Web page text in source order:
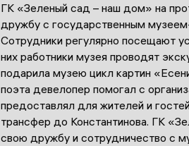
ГК «Зеленый сад – наш дом» на
дружбу с государственным
Сотрудники регулярно посещают
них работники музея проводят
подарила музею цикл картин
поэта девелопер помогал с
предоставлял для жителей и
трансфер до Константинова. ГК
свою дружбу и сотрудничество с